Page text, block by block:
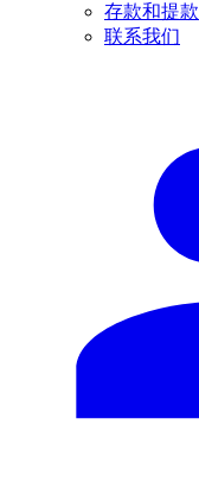
存款和提款
联系我们